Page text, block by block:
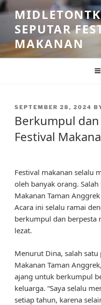
Skip
to
contentSEPUTAR
MAKANAN
POSTED
SEPTEMBER 28, 2024
Berkumpul
Festival
Festival makanan selalu
oleh banyak orang.
Makanan Taman
Acara ini selalu ramai
berkumpul dan berpesta
lezat.
Menurut Dina, salah
Makanan Taman
ajang untuk berkumpul
keluarga. “Saya selalu
setiap tahun, karena